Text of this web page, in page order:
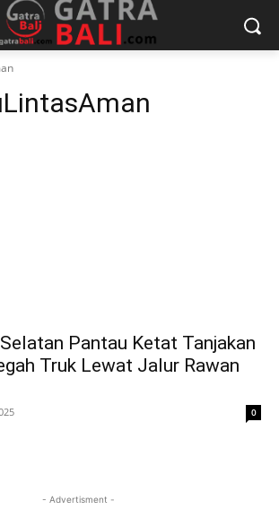
Pantau Ketat Tanjakan
Truk Lewat Jalur Rawan
0
- Advertisment -